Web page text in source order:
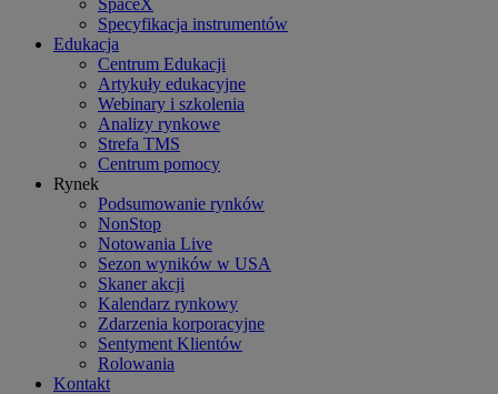
Specyfikacja instrumentów
Edukacja
Centrum Edukacji
Artykuły edukacyjne
Webinary i szkolenia
Analizy rynkowe
Strefa TMS
Centrum pomocy
Rynek
Podsumowanie rynków
NonStop
Notowania Live
Sezon wyników w USA
Skaner akcji
Kalendarz rynkowy
Zdarzenia korporacyjne
Sentyment Klientów
Rolowania
Kontakt